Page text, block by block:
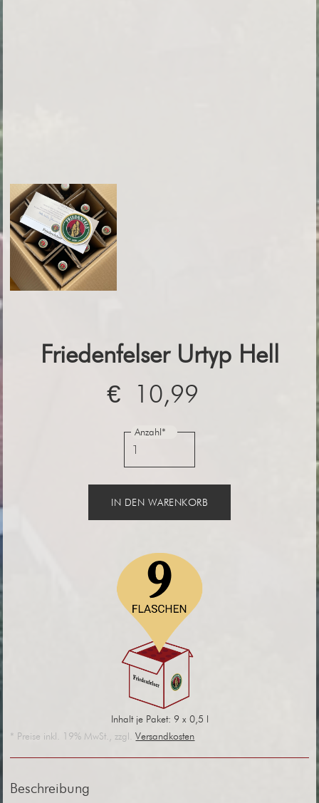
Friedenfelser Urtyp Hell
€ 10,99
Anzahl*
Inhalt je Paket: 9 x 0,5 l
* Preise inkl. 19% MwSt., zzgl.Versandkosten
Beschreibung